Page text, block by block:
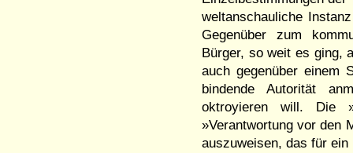
weltanschauliche
Gegenüber zum
Bürger, so weit es ging,
auch gegenüber einem
bindende Autorität
oktroyieren will. Die
»Verantwortung vor den
auszuweisen, das für ein